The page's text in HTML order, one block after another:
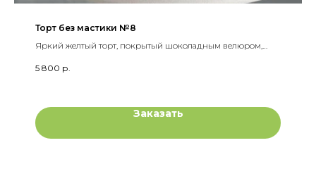
Торт без мастики №8
Яркий желтый торт, покрытый шоколадным велюром,
5 800 р.
Заказать